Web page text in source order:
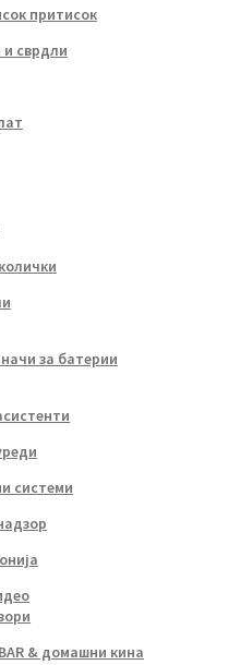
притисок
сврдли
за батерии
системи
& домашни кина